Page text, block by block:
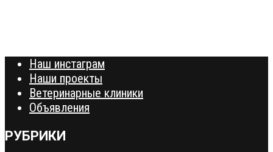
Наш инстаграм
Наши проекты
Ветеринарные клиники
Объявления
РУБРИКИ